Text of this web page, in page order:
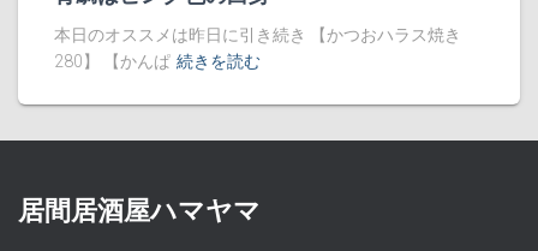
本日のオススメは昨日に引き続き 【かつおハラス焼き
280】 【かんぱ 続きを読む
居間居酒屋ハマヤマ